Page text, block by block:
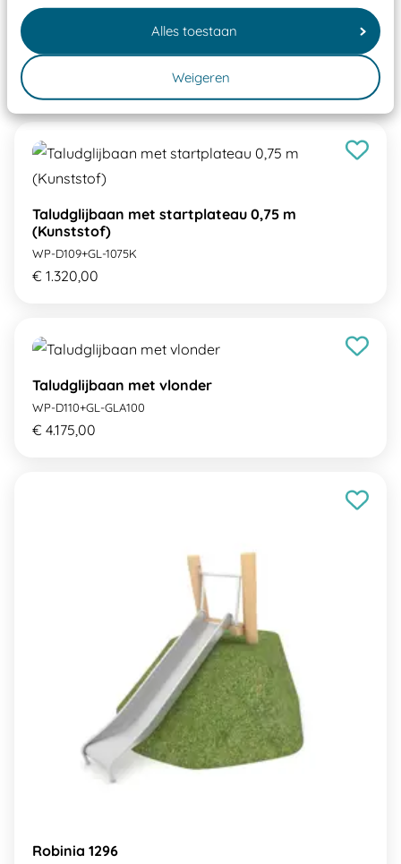
Alles toestaan
Weigeren
Past er goed bij
Taludglijbaan met startplateau 0,75 m
(Kunststof)
WP-D109+GL-1075K
€ 1.320,00
Taludglijbaan met vlonder
WP-D110+GL-GLA100
€ 4.175,00
Robinia 1296